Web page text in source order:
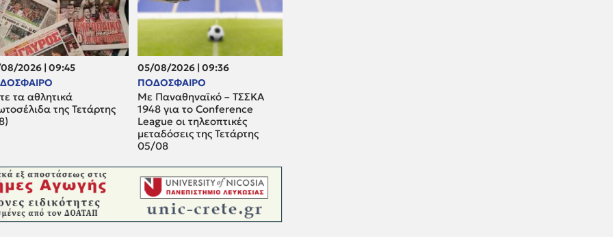
2026 | 09:45
τα αθλητικά
της Τετάρτης
05/08/2026 | 09:36
ΠΟΔΟΣΦΑΙΡΟ
Με Παναθηναϊκό – ΤΣΣΚΑ
1948 για το Conference
League οι τηλεοπτικές
μεταδόσεις της Τετάρτης
05/08